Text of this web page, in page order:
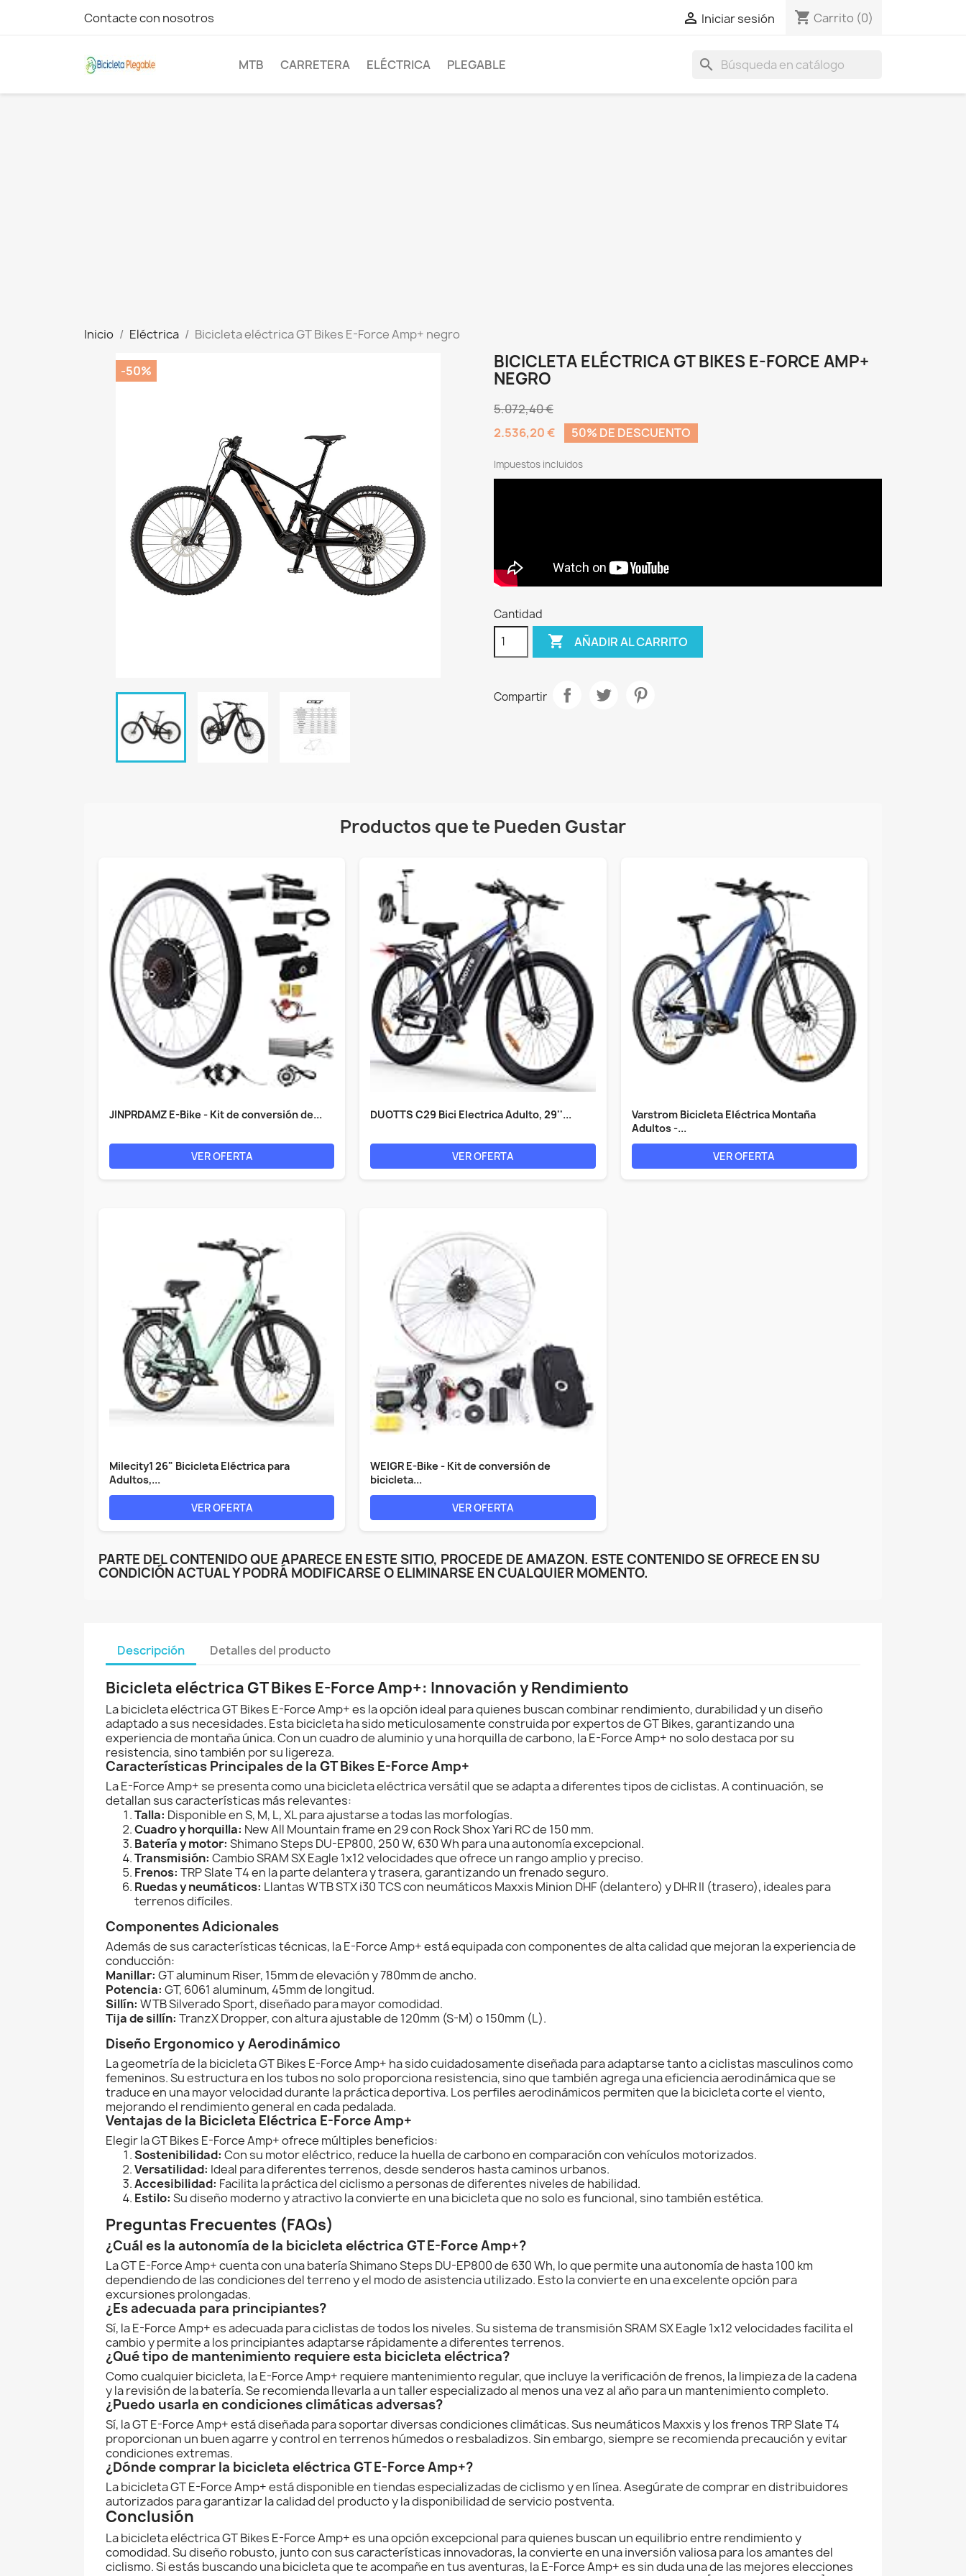
Contacte con nosotros  Iniciar sesión shopping_cart Carrito (0)
MTB CARRETERA ELÉCTRICA PLEGABLE search
Inicio Eléctrica Bicicleta eléctrica GT Bikes E-Force Amp+ negro
-50%
BICICLETA ELÉCTRICA GT BIKES E-FORCE AMP+
NEGRO
5.072,40 €
2.536,20 €
50% DE DESCUENTO
Impuestos incluidos
Cantidad
 AÑADIR AL CARRITO
Compartir
Productos que te Pueden Gustar
JINPRDAMZ E-Bike - Kit de conversión de...
VER OFERTA
DUOTTS C29 Bici Electrica Adulto, 29''...
VER OFERTA
Varstrom Bicicleta Eléctrica Montaña
Adultos -...
VER OFERTA
Milecity1 26" Bicicleta Eléctrica para
Adultos,...
VER OFERTA
WEIGR E-Bike - Kit de conversión de
bicicleta...
VER OFERTA
PARTE DEL CONTENIDO QUE APARECE EN ESTE SITIO, PROCEDE DE AMAZON. ESTE CONTENIDO SE OFRECE EN SU
CONDICIÓN ACTUAL Y PODRÁ MODIFICARSE O ELIMINARSE EN CUALQUIER MOMENTO.
Descripción Detalles del producto
Bicicleta eléctrica GT Bikes E-Force Amp+: Innovación y Rendimiento
La bicicleta eléctrica GT Bikes E-Force Amp+ es la opción ideal para quienes buscan combinar rendimiento, durabilidad y un diseño
adaptado a sus necesidades. Esta bicicleta ha sido meticulosamente construida por expertos de GT Bikes, garantizando una
experiencia de montaña única. Con un cuadro de aluminio y una horquilla de carbono, la E-Force Amp+ no solo destaca por su
resistencia, sino también por su ligereza.
Características Principales de la GT Bikes E-Force Amp+
La E-Force Amp+ se presenta como una bicicleta eléctrica versátil que se adapta a diferentes tipos de ciclistas. A continuación, se
detallan sus características más relevantes:
Talla: Disponible en S, M, L, XL para ajustarse a todas las morfologías.
Cuadro y horquilla: New All Mountain frame en 29 con Rock Shox Yari RC de 150 mm.
Batería y motor: Shimano Steps DU-EP800, 250 W, 630 Wh para una autonomía excepcional.
Transmisión: Cambio SRAM SX Eagle 1x12 velocidades que ofrece un rango amplio y preciso.
Frenos: TRP Slate T4 en la parte delantera y trasera, garantizando un frenado seguro.
Ruedas y neumáticos: Llantas WTB STX i30 TCS con neumáticos Maxxis Minion DHF (delantero) y DHR II (trasero), ideales para
terrenos difíciles.
Componentes Adicionales
Además de sus características técnicas, la E-Force Amp+ está equipada con componentes de alta calidad que mejoran la experiencia de
conducción:
Manillar: GT aluminum Riser, 15mm de elevación y 780mm de ancho.
Potencia: GT, 6061 aluminum, 45mm de longitud.
Sillín: WTB Silverado Sport, diseñado para mayor comodidad.
Tija de sillín: TranzX Dropper, con altura ajustable de 120mm (S-M) o 150mm (L).
Diseño Ergonomico y Aerodinámico
La geometría de la bicicleta GT Bikes E-Force Amp+ ha sido cuidadosamente diseñada para adaptarse tanto a ciclistas masculinos como
femeninos. Su estructura en los tubos no solo proporciona resistencia, sino que también agrega una eficiencia aerodinámica que se
traduce en una mayor velocidad durante la práctica deportiva. Los perfiles aerodinámicos permiten que la bicicleta corte el viento,
mejorando el rendimiento general en cada pedalada.
Ventajas de la Bicicleta Eléctrica E-Force Amp+
Elegir la GT Bikes E-Force Amp+ ofrece múltiples beneficios:
Sostenibilidad: Con su motor eléctrico, reduce la huella de carbono en comparación con vehículos motorizados.
Versatilidad: Ideal para diferentes terrenos, desde senderos hasta caminos urbanos.
Accesibilidad: Facilita la práctica del ciclismo a personas de diferentes niveles de habilidad.
Estilo: Su diseño moderno y atractivo la convierte en una bicicleta que no solo es funcional, sino también estética.
Preguntas Frecuentes (FAQs)
¿Cuál es la autonomía de la bicicleta eléctrica GT E-Force Amp+?
La GT E-Force Amp+ cuenta con una batería Shimano Steps DU-EP800 de 630 Wh, lo que permite una autonomía de hasta 100 km
dependiendo de las condiciones del terreno y el modo de asistencia utilizado. Esto la convierte en una excelente opción para
excursiones prolongadas.
¿Es adecuada para principiantes?
Sí, la E-Force Amp+ es adecuada para ciclistas de todos los niveles. Su sistema de transmisión SRAM SX Eagle 1x12 velocidades facilita el
cambio y permite a los principiantes adaptarse rápidamente a diferentes terrenos.
¿Qué tipo de mantenimiento requiere esta bicicleta eléctrica?
Como cualquier bicicleta, la E-Force Amp+ requiere mantenimiento regular, que incluye la verificación de frenos, la limpieza de la cadena
y la revisión de la batería. Se recomienda llevarla a un taller especializado al menos una vez al año para un mantenimiento completo.
¿Puedo usarla en condiciones climáticas adversas?
Sí, la GT E-Force Amp+ está diseñada para soportar diversas condiciones climáticas. Sus neumáticos Maxxis y los frenos TRP Slate T4
proporcionan un buen agarre y control en terrenos húmedos o resbaladizos. Sin embargo, siempre se recomienda precaución y evitar
condiciones extremas.
¿Dónde comprar la bicicleta eléctrica GT E-Force Amp+?
La bicicleta GT E-Force Amp+ está disponible en tiendas especializadas de ciclismo y en línea. Asegúrate de comprar en distribuidores
autorizados para garantizar la calidad del producto y la disponibilidad de servicio postventa.
Conclusión
La bicicleta eléctrica GT Bikes E-Force Amp+ es una opción excepcional para quienes buscan un equilibrio entre rendimiento y
comodidad. Su diseño robusto, junto con sus características innovadoras, la convierte en una inversión valiosa para los amantes del
ciclismo. Si estás buscando una bicicleta que te acompañe en tus aventuras, la E-Force Amp+ es sin duda una de las mejores elecciones